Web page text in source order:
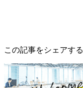
この記事をシェアする